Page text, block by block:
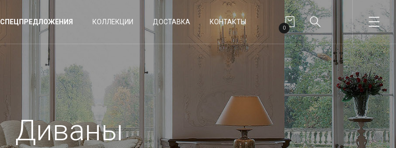
СПЕЦПРЕДЛОЖЕНИЯ КОЛЛЕКЦИИ ДОСТАВКА КОНТАКТЫ
0
Диваны